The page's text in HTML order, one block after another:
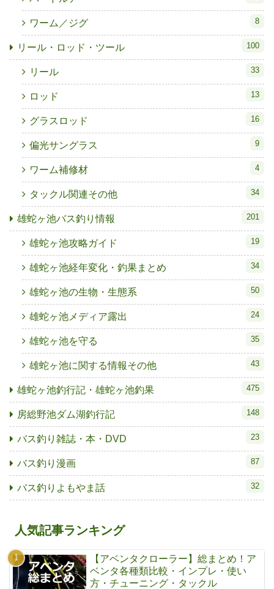
ワーム／ジグ 8
リール・ロッド・ツール 100
リール 33
ロッド 13
グラスロッド 16
偏光サングラス 9
ワーム補修材 4
タックル関連その他 34
雄蛇ヶ池バス釣り情報 201
雄蛇ヶ池攻略ガイド 19
雄蛇ヶ池経年変化・釣果まとめ 34
雄蛇ヶ池の生物・生態系 50
雄蛇ヶ池メディア露出 24
雄蛇ヶ池を守る 35
雄蛇ヶ池に関する情報その他 43
雄蛇ヶ池釣行記・雄蛇ヶ池釣果 475
房総野池ダム湖釣行記 148
バス釣り雑誌・本・DVD 23
バス釣り漫画 87
バス釣りよもやま話 32
人気記事ランキング
【アベンタクローラー】総まとめ！ア
ベンタ各種類比較・インプレ・使い
方・チューニング・タックル